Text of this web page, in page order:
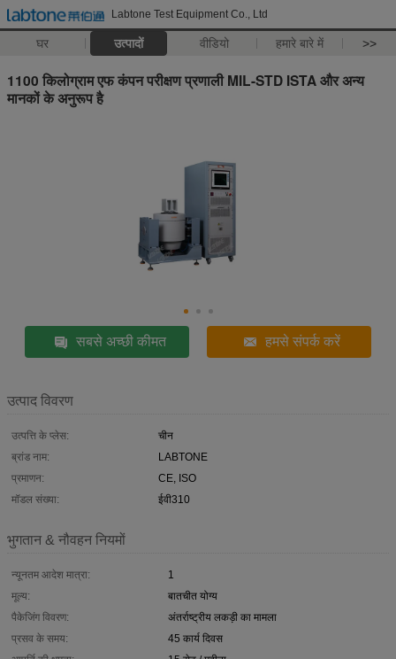
Labtone Test Equipment Co., Ltd
घर उत्पादों वीडियो हमारे बारे में >>
1100 किलोग्राम एफ कंपन परीक्षण प्रणाली MIL-STD ISTA और अन्य
मानकों के अनुरूप है
सबसे अच्छी कीमत हमसे संपर्क करें
उत्पाद विवरण
उत्पत्ति के प्लेस:
चीन
ब्रांड नाम:
LABTONE
प्रमाणन:
CE, ISO
मॉडल संख्या:
ईवी310
भुगतान & नौवहन नियमों
न्यूनतम आदेश मात्रा:
1
मूल्य:
बातचीत योग्य
पैकेजिंग विवरण:
अंतर्राष्ट्रीय लकड़ी का मामला
प्रसव के समय:
45 कार्य दिवस